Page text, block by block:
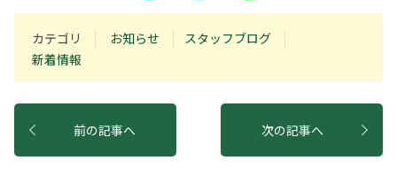
カテゴリ お知らせ
スタッフブログ
新着情報
前の記事へ 次の記事へ